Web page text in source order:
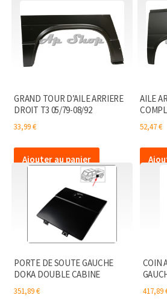
T25
GRAND TOUR D’AILE ARRIERE
DROIT T3 05/79-08/92
33,99€
Ajouter au panier
AILE
52,47€
PORTE DE SOUTE GAUCHE
DOKA DOUBLE CABINE
351,89€
COIN
417,89